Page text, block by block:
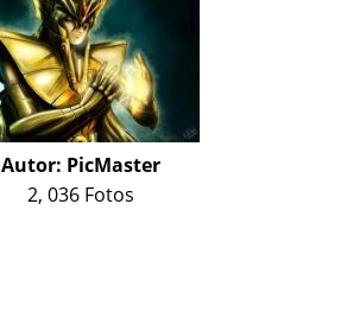
Autor: PicMaster
2, 036 Fotos